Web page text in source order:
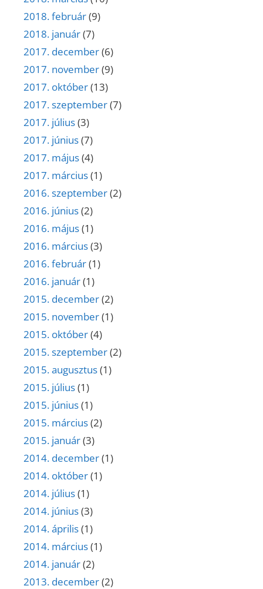
2018. február(9)
2018. január(7)
2017. december(6)
2017. november(9)
2017. október(13)
2017. szeptember(7)
2017. július(3)
2017. június(7)
2017. május(4)
2017. március(1)
2016. szeptember(2)
2016. június(2)
2016. május(1)
2016. március(3)
2016. február(1)
2016. január(1)
2015. december(2)
2015. november(1)
2015. október(4)
2015. szeptember(2)
2015. augusztus(1)
2015. július(1)
2015. június(1)
2015. március(2)
2015. január(3)
2014. december(1)
2014. október(1)
2014. július(1)
2014. június(3)
2014. április(1)
2014. március(1)
2014. január(2)
2013. december(2)